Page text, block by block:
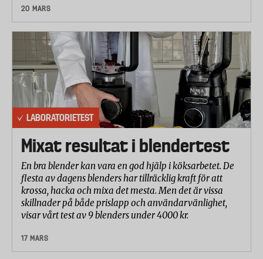
20 MARS
LABORATORIETEST
Mixat resultat i blendertest
En bra blender kan vara en god hjälp i köksarbetet. De
flesta av dagens blenders har tillräcklig kraft för att
krossa, hacka och mixa det mesta. Men det är vissa
skillnader på både prislapp och användarvänlighet,
visar vårt test av 9 blenders under 4000 kr.
17 MARS